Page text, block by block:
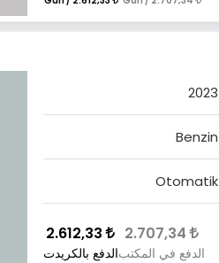
2023
Benzin
Otomatik
2.707,34
الدفع في المكتب
2.612,33
الدفع بالكريدت